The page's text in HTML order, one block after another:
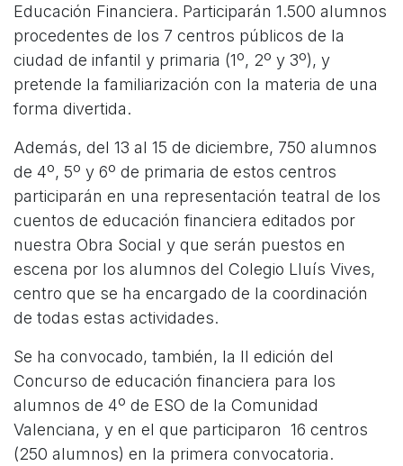
Educación Financiera. Participarán 1.500 alumnos
procedentes de los 7 centros públicos de la
ciudad de infantil y primaria (1º, 2º y 3º), y
pretende la familiarización con la materia de una
forma divertida.
Además, del 13 al 15 de diciembre, 750 alumnos
de 4º, 5º y 6º de primaria de estos centros
participarán en una representación teatral de los
cuentos de educación financiera editados por
nuestra Obra Social y que serán puestos en
escena por los alumnos del Colegio Lluís Vives,
centro que se ha encargado de la coordinación
de todas estas actividades.
Se ha convocado, también, la II edición del
Concurso de educación financiera para los
alumnos de 4º de ESO de la Comunidad
Valenciana, y en el que participaron 16 centros
(250 alumnos) en la primera convocatoria.